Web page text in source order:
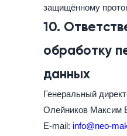
защищённому
10.
обработку
данных
Генеральный
Олейников Максим
E-mail: info@neo-